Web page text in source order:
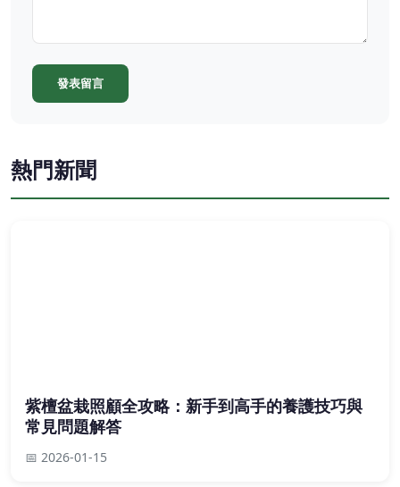
發表留言
熱門新聞
紫檀盆栽照顧全攻略：新手到高手的養護技巧與
常見問題解答
📅 2026-01-15